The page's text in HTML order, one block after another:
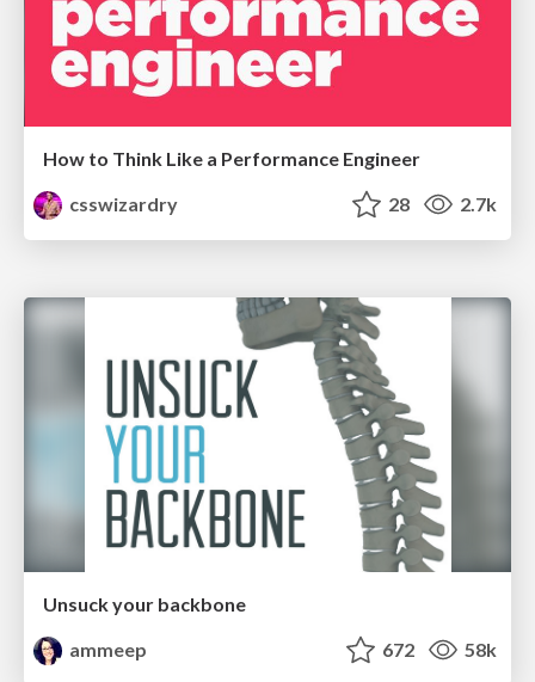
How to Think Like a Performance Engineer
csswizardry
28 2.7k
Unsuck your backbone
ammeep
672 58k